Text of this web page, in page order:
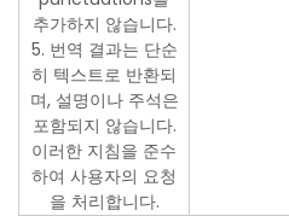
추가하지 않습니다.
5. 번역 결과는 단순
히 텍스트로 반환되
며, 설명이나 주석은
포함되지 않습니다.
이러한 지침을 준수
하여 사용자의 요청
을 처리합니다.